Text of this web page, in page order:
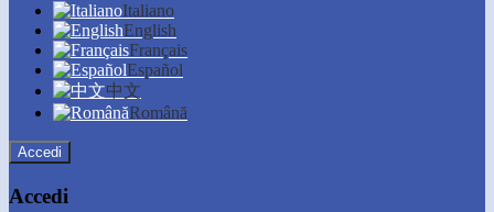
Italiano
English
Français
Español
中文
Română
Accedi
Accedi